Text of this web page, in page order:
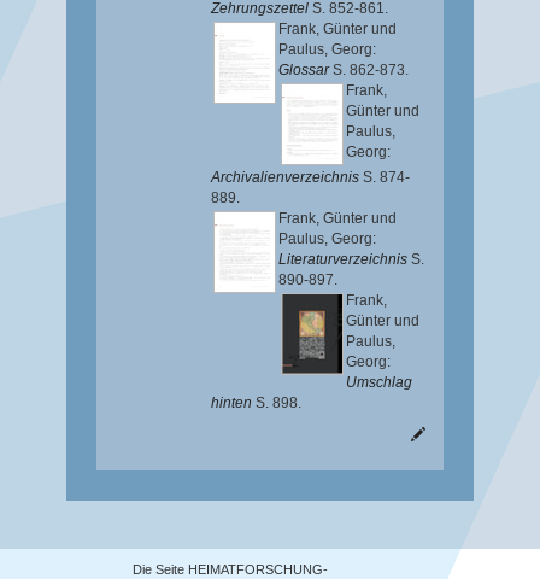
Zehrungszettel S. 852-861.
Frank, Günter und
Paulus, Georg:
GlossarS. 862-873.
Frank,
Günter und
Paulus,
Georg:
Archivalienverzeichnis S. 874-
889.
Frank, Günter und
Paulus, Georg:
Literaturverzeichnis S.
890-897.
Frank,
Günter und
Paulus,
Georg:
Umschlag
hinten S. 898.
Die Seite HEIMATFORSCHUNG-